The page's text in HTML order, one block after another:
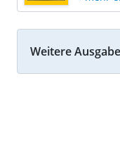
Weitere